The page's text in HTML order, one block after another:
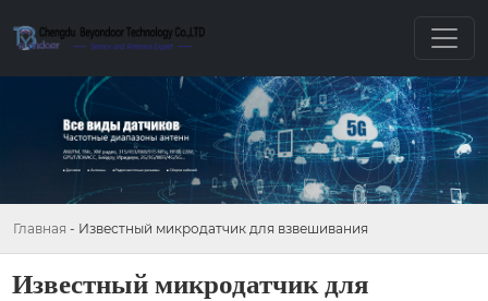
Главная - Известный микродатчик для взвешивания
Известный микродатчик для